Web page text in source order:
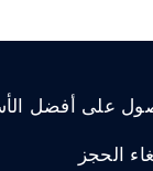
على أفضل
الحجز